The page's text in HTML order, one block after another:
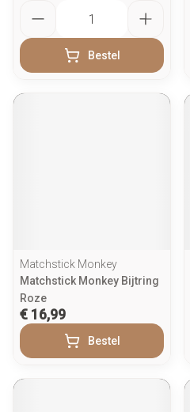
Bestel
Matchstick Monkey
Matchstick Monkey Bijtring
Roze
€ 16,99
Bestel